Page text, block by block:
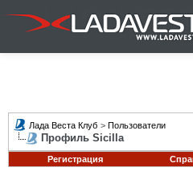
Лада Веста Клуб > Пользователи
Профиль Sicilla
Регистрация